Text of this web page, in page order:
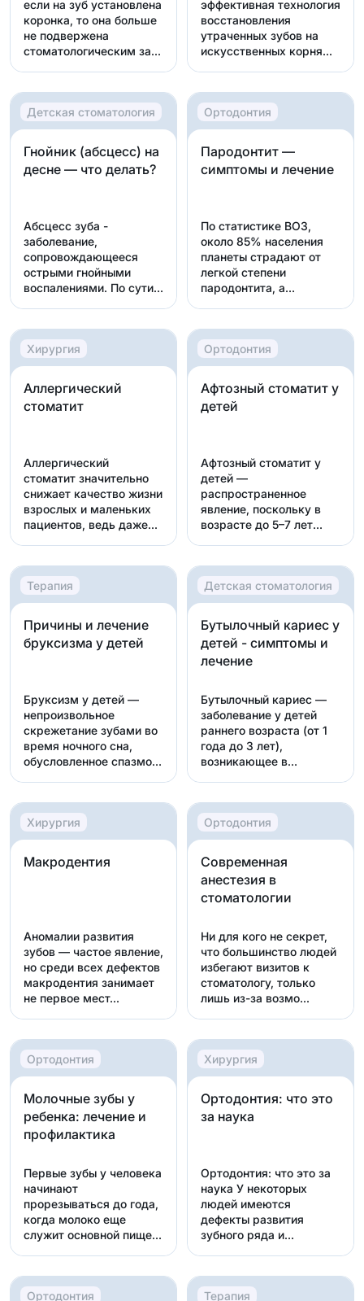
если на зуб установлена
коронка, то она больше
не подвержена
стоматологическим за...
эффективная технология
восстановления
утраченных зубов на
искусственных корня...
Детская стоматология
Гнойник (абсцесс) на
десне — что делать?
Абсцесс зуба -
заболевание,
сопровождающееся
острыми гнойными
воспалениями. По сути
Ортодонтия
Пародонтит —
симптомы и лечение
По статистике ВОЗ,
около 85% населения
планеты страдают от
легкой степени
пародонтита, а
Хирургия
Аллергический
стоматит
Аллергический
стоматит значительно
снижает качество жизни
взрослых и маленьких
пациентов, ведь даже...
Ортодонтия
Афтозный стоматит у
детей
Афтозный стоматит у
детей —
распространенное
явление, поскольку в
возрасте до 5–7 лет
Терапия
Причины и лечение
бруксизма у детей
Бруксизм у детей —
непроизвольное
скрежетание зубами во
время ночного сна,
обусловленное спазмом
Детская стоматология
Бутылочный кариес у
детей - симптомы и
лечение
Бутылочный кариес —
заболевание у детей
раннего возраста (от 1
года до 3 лет),
возникающее в
Хирургия
Макродентия
Аномалии развития
зубов — частое явление,
но среди всех дефектов
макродентия занимает
не первое мест...
Ортодонтия
Современная
анестезия в
стоматологии
Ни для кого не секрет,
что большинство людей
избегают визитов к
стоматологу, только
лишь из-за возмо...
Ортодонтия
Молочные зубы у
ребенка: лечение и
профилактика
Первые зубы у человека
начинают
прорезываться до года,
когда молоко еще
служит основной пищей.
Хирургия
Ортодонтия: что это
за наука
Ортодонтия: что это за
наука У некоторых
людей имеются
дефекты развития
зубного ряда и
Ортодонтия Терапия